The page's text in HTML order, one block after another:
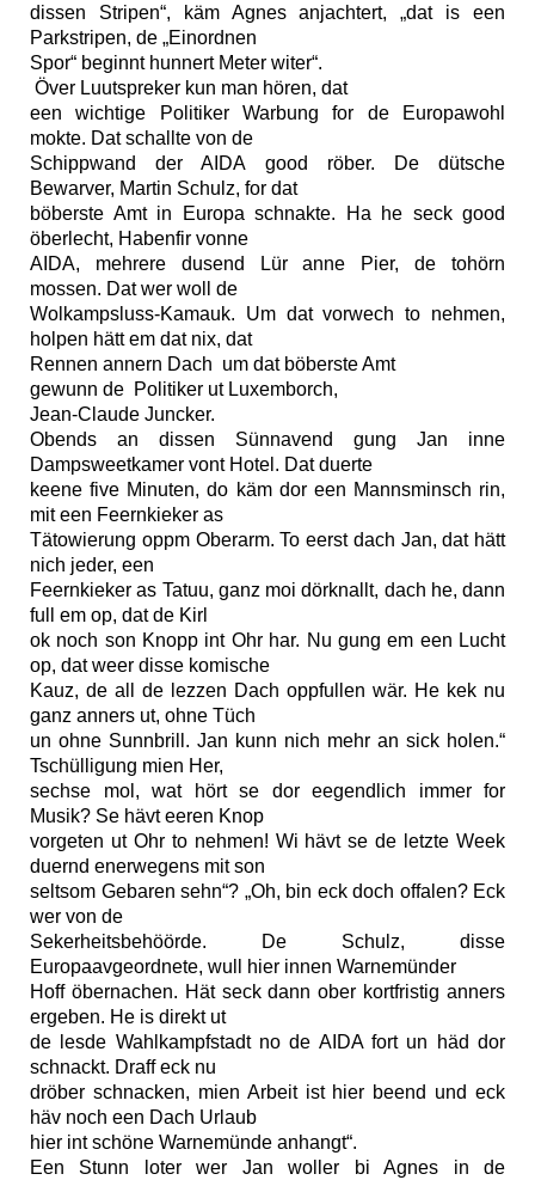
dissen Stripen“, käm Agnes anjachtert, „dat is een
Parkstripen, de „Einordnen
Spor“ beginnt hunnert Meter witer“.
Över Luutspreker kun man hören, dat
een wichtige Politiker Warbung for de Europawohl
mokte. Dat schallte von de
Schippwand der AIDA good röber. De dütsche
Bewarver, Martin Schulz, for dat
böberste Amt in Europa schnakte. Ha he seck good
öberlecht, Habenfir vonne
AIDA, mehrere dusend Lür anne Pier, de tohörn
mossen. Dat wer woll de
Wolkampsluss-Kamauk. Um dat vorwech to nehmen,
holpen hätt em dat nix, dat
Rennen annern Dach um dat böberste Amt
gewunn de Politiker ut Luxemborch,
Jean-Claude Juncker.
Obends an dissen Sünnavend gung Jan inne
Dampsweetkamer vont Hotel. Dat duerte
keene five Minuten, do käm dor een Mannsminsch rin,
mit een Feernkieker as
Tätowierung oppm Oberarm. To eerst dach Jan, dat hätt
nich jeder, een
Feernkieker as Tatuu, ganz moi dörknallt, dach he, dann
full em op, dat de Kirl
ok noch son Knopp int Ohr har. Nu gung em een Lucht
op, dat weer disse komische
Kauz, de all de lezzen Dach oppfullen wär. He kek nu
ganz anners ut, ohne Tüch
un ohne Sunnbrill. Jan kunn nich mehr an sick holen.“
Tschülligung mien Her,
sechse mol, wat hört se dor eegendlich immer for
Musik? Se hävt eeren Knop
vorgeten ut Ohr to nehmen! Wi hävt se de letzte Week
duernd enerwegens mit son
seltsom Gebaren sehn“? „Oh, bin eck doch offalen? Eck
wer von de
Sekerheitsbehöörde. De Schulz, disse
Europaavgeordnete, wull hier innen Warnemünder
Hoff öbernachen. Hät seck dann ober kortfristig anners
ergeben. He is direkt ut
de lesde Wahlkampfstadt no de AIDA fort un häd dor
schnackt. Draff eck nu
dröber schnacken, mien Arbeit ist hier beend und eck
häv noch een Dach Urlaub
hier int schöne Warnemünde anhangt“.
Een Stunn loter wer Jan woller bi Agnes in de